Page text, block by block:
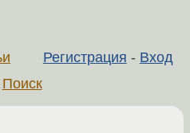
Регистрация - Вход
Поиск